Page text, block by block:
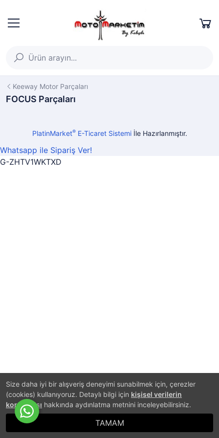
Size daha iyi bir alışveriş deneyimi sunabilmek için, çerezler
(cookies) kullanıyoruz. Detaylı bilgi için kişisel verilerin
korunması hakkında aydınlatma metnini inceleyebilirsiniz.
TAMAM
Keeway Motor Parçaları
FOCUS Parçaları
PlatinMarket®E-Ticaret Sistemiİle Hazırlanmıştır.
Whatsapp ile Sipariş Ver!
G-ZHTV1WKTXD